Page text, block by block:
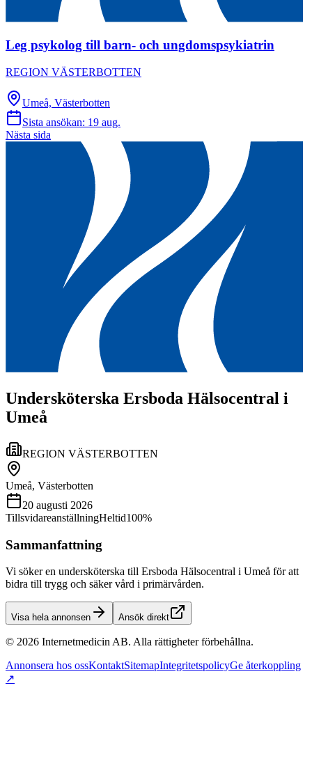
Leg psykolog till barn- och ungdomspsykiatrin
REGION VÄSTERBOTTEN
Umeå, Västerbotten
Sista ansökan: 19 aug.
Nästa sida
Undersköterska Ersboda Hälsocentral i
Umeå
REGION VÄSTERBOTTEN
Umeå, Västerbotten
20 augusti 2026
TillsvidareanställningHeltid100%
Sammanfattning
Vi söker en undersköterska till Ersboda Hälsocentral i Umeå för att
bidra till trygg och säker vård i primärvården.
Visa hela annonsen Ansök direkt
© 2026 Internetmedicin AB. Alla rättigheter förbehållna.
Annonsera hos ossKontaktSitemapIntegritetspolicyGe återkoppling
↗